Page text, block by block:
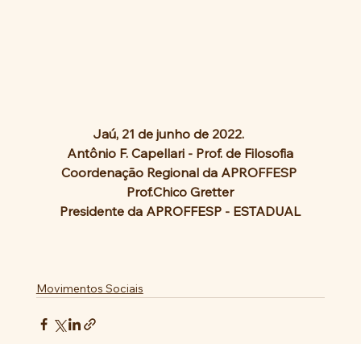
             Jaú, 21 de junho de 2022.
Antônio F. Capellari - Prof. de Filosofia
Coordenação Regional da APROFFESP
Prof.Chico Gretter
Presidente da APROFFESP - ESTADUAL
Movimentos Sociais